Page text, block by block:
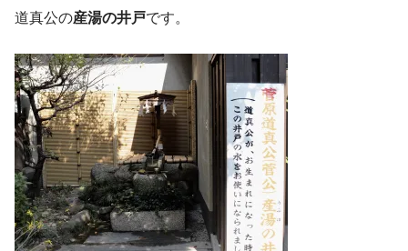
道真公の産湯の井戸です。